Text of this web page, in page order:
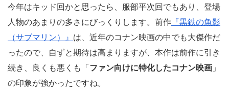
今年はキッド回かと思ったら、服部平次回でもあり、登場
人物のあまりの多さにびっくりします。前作 『黒鉄の魚影
（サブマリン）』 は、近年のコナン映画の中でも大傑作だ
ったので、自ずと期待は高まりますが、本作は前作に引き
続き、良くも悪くも「ファン向けに特化したコナン映画 」
の印象が強かったですね。